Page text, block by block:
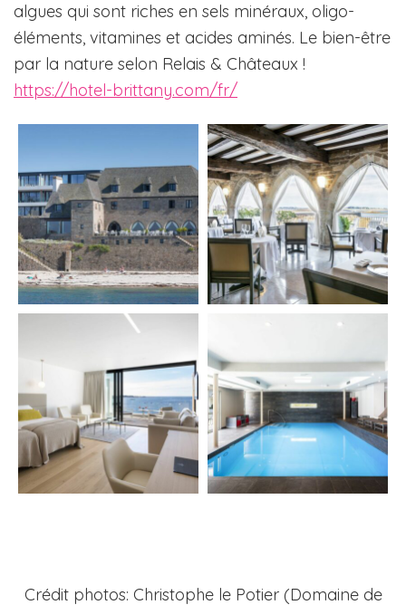
algues qui sont riches en sels minéraux, oligo-
éléments, vitamines et acides aminés. Le bien-être
par la nature selon Relais & Châteaux !
https://hotel-brittany.com/fr/
Crédit photos: Christophe le Potier (Domaine de